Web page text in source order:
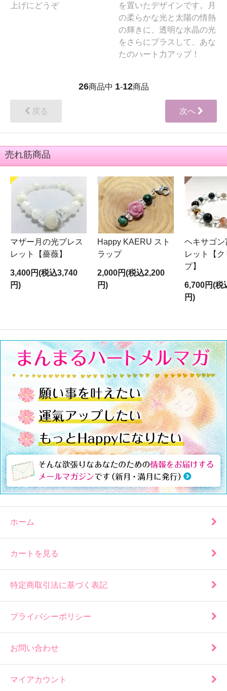
上げにどうぞ
を置いたデザインです。月
の柔らかな光と太陽の情熱
の輝きに、透明な水晶の光
をさらにプラスして、あな
たのハート力アップ！
26商品中 1-12商品
戻る 次へ
売れ筋商品
マザー月の光ブレス
レット【薔薇】
3,400円(税込3,740
円)
Happy KAERU スト
ラップ
2,000円(税込2,200
円)
ヘキサゴン
レット【
プ】
6,700円(税
円)
ホーム
カートを見る
特定商取引法に基づく表記
プライバシーポリシー
お問い合わせ
マイアカウント